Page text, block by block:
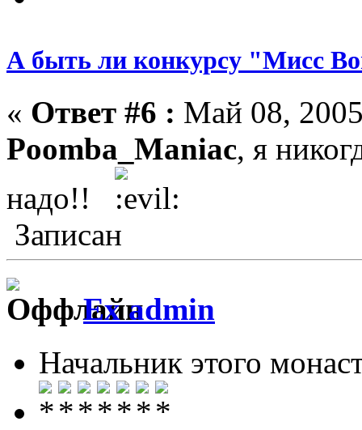
А быть ли конкурсу "Мисс
« Ответ #6 : Май 08,
Poomba_Maniac, я
надо!!
Записан
Ex admin
Начальник этого